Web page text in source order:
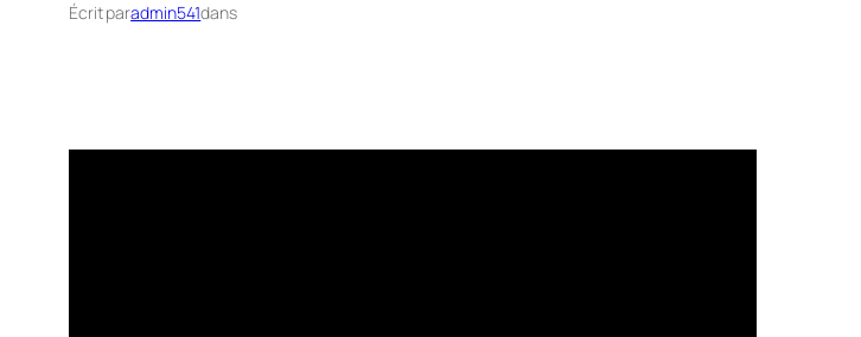
Écrit paradmin541dans